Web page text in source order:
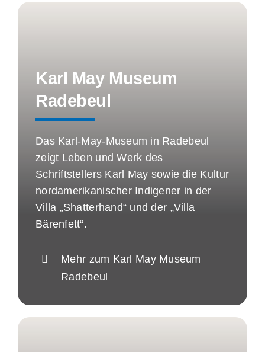
Karl May Museum
Radebeul
Das Karl-May-Museum in Radebeul
zeigt Leben und Werk des
Schriftstellers Karl May sowie die Kultur
nordamerikanischer Indigener in der
Villa „Shatterhand“ und der „Villa
Bärenfett“.
Mehr zum Karl May Museum
Radebeul